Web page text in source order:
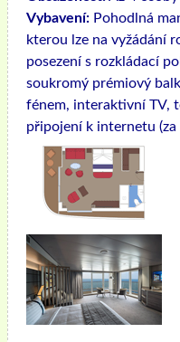
Vybavení: Pohodlná
kterou lze na vyžádání
posezení s rozkládací
soukromý prémiový
fénem, ​​interaktivní TV,
připojení k internetu (za